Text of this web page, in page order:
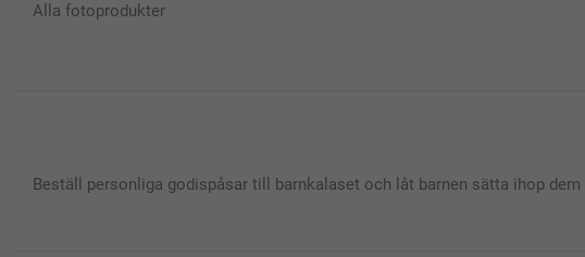
Alla fotoprodukter
Beställ personliga godispåsar till barnkalaset och låt barnen sätta ihop